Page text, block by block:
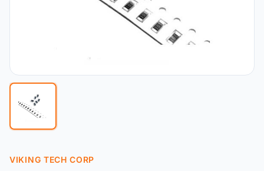
VIKING TECH CORP